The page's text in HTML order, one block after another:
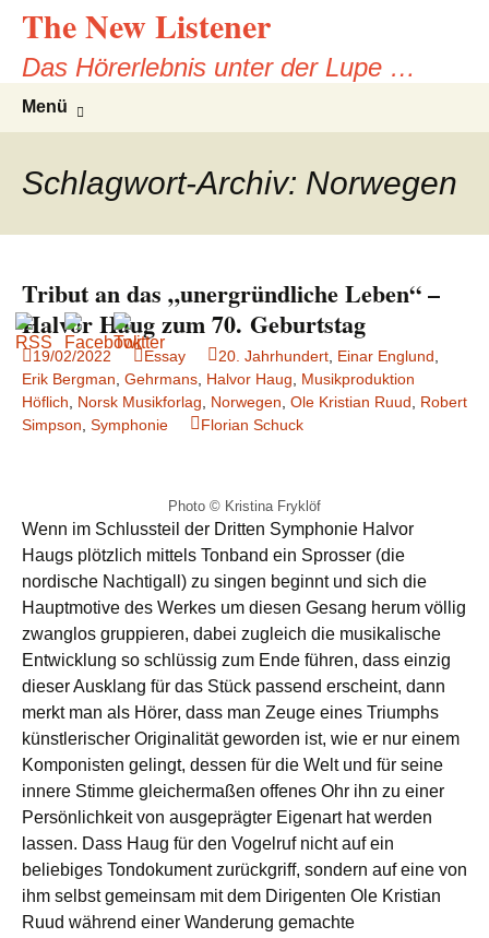
Zum
Inhalt
springen
The New Listener
Das Hörerlebnis unter der Lupe …
Menü
Schlagwort-Archiv: Norwegen
Tribut an das „unergründliche Leben“ –
Halvor Haug zum 70. Geburtstag
19/02/2022 Essay 20. Jahrhundert Einar Englund
Erik Bergman Gehrmans Halvor Haug
Musikproduktion
Höflich
Norsk Musikforlag Norwegen Ole Kristian Ruud
Robert
Simpson Symphonie Florian Schuck
Photo © Kristina Fryklöf
Wenn im Schlussteil der Dritten Symphonie Halvor
Haugs plötzlich mittels Tonband ein Sprosser (die
nordische Nachtigall) zu singen beginnt und sich die
Hauptmotive des Werkes um diesen Gesang herum völlig
zwanglos gruppieren, dabei zugleich die musikalische
Entwicklung so schlüssig zum Ende führen, dass einzig
dieser Ausklang für das Stück passend erscheint, dann
merkt man als Hörer, dass man Zeuge eines Triumphs
künstlerischer Originalität geworden ist, wie er nur einem
Komponisten gelingt, dessen für die Welt und für seine
innere Stimme gleichermaßen offenes Ohr ihn zu einer
Persönlichkeit von ausgeprägter Eigenart hat werden
lassen. Dass Haug für den Vogelruf nicht auf ein
beliebiges Tondokument zurückgriff, sondern auf eine von
ihm selbst gemeinsam mit dem Dirigenten Ole Kristian
Ruud während einer Wanderung gemachte